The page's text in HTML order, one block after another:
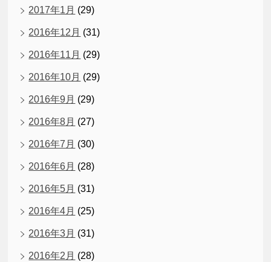
2017年1月 (29)
2016年12月 (31)
2016年11月 (29)
2016年10月 (29)
2016年9月 (29)
2016年8月 (27)
2016年7月 (30)
2016年6月 (28)
2016年5月 (31)
2016年4月 (25)
2016年3月 (31)
2016年2月 (28)